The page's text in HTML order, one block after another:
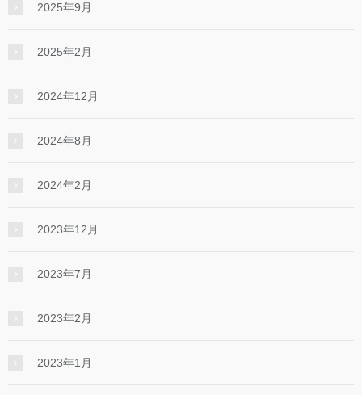
2025年9月
2025年2月
2024年12月
2024年8月
2024年2月
2023年12月
2023年7月
2023年2月
2023年1月